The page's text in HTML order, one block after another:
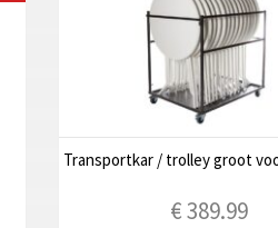
Transportkar / trolley groot
€389.99